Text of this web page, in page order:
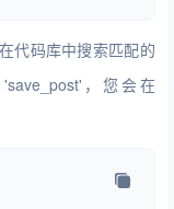
代码库中搜索匹配的
，您会在